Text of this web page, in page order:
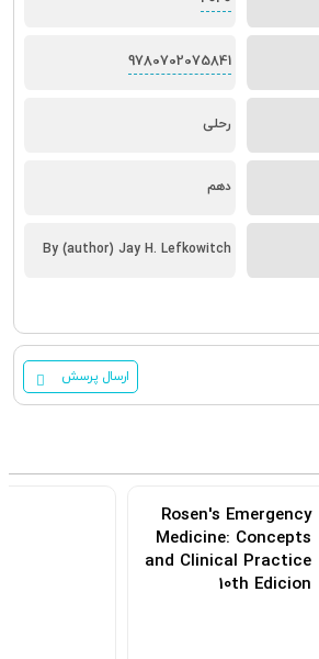
9780702075841
رحلی
دهم
By (author) Jay H. Lefkowitch
ارسال پرسش
Rosen's Emergency
Medicine: Concepts
and Clinical Practice
10th Edicion